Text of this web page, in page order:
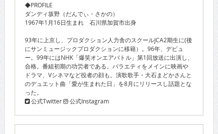
◆PROFILE
ダンディ坂野（だんでぃ・さかの）
1967年1月16日生まれ 石川県加賀市出身
93年に上京し、プロダクション人力舎のスクールJCA2期生に(後
にサンミュージックプロダクションに移籍）。96年、デビュ
ー。99年にはNHK「爆笑オンエアバトル」第1回放送に出演し、
合格。番組初期の功労者である。バラエティをメインに映画や
ドラマ、Vシネマなど役者の顔も。演歌歌手・大石まどかさんと
のデュエット曲「愛が生まれた日」を8月にリリースし話題とな
った。
公式Twitter
公式Instagram